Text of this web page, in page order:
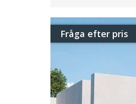
Fråga efter pris